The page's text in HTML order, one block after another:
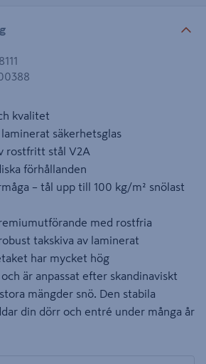
kvalitet
laminerat säkerhetsglas
rostfritt stål V2A
förhållanden
– tål upp till 100 kg/m² snölast
med rostfria
takskiva av laminerat
har mycket hög
är anpassat efter skandinaviskt
mängder snö. Den stabila
din dörr och entré under många år